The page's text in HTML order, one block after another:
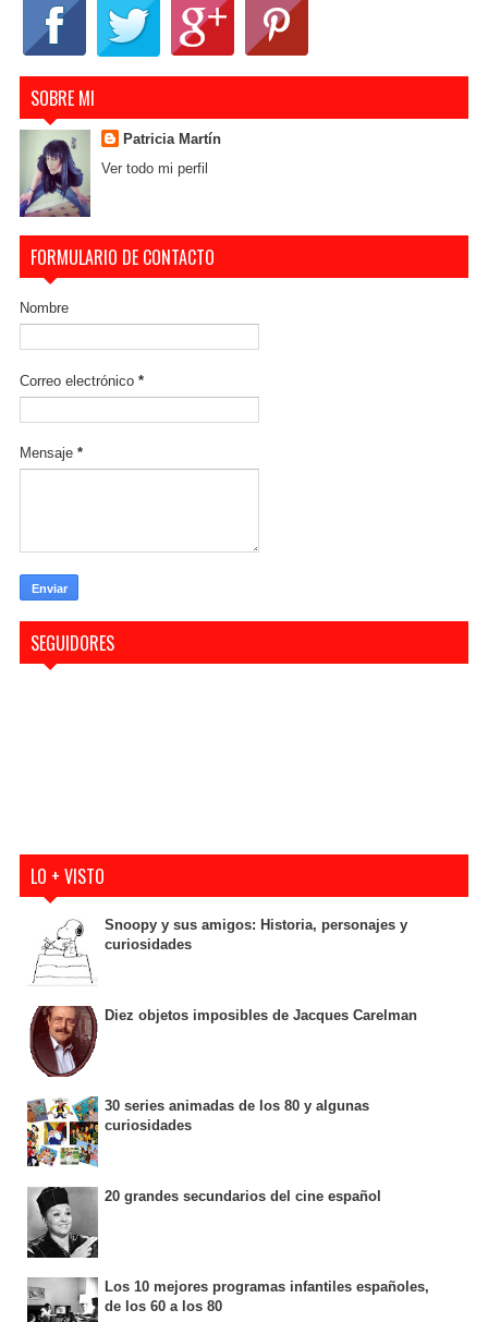
SOBRE MI
Patricia Martín
Ver todo mi perfil
FORMULARIO DE CONTACTO
Nombre
Correo electrónico *
Mensaje *
SEGUIDORES
LO + VISTO
Snoopy y sus amigos: Historia, personajes y
curiosidades
Diez objetos imposibles de Jacques Carelman
30 series animadas de los 80 y algunas
curiosidades
20 grandes secundarios del cine español
Los 10 mejores programas infantiles españoles,
de los 60 a los 80